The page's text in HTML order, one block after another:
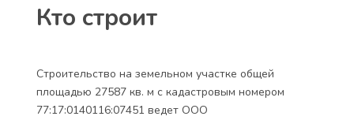
Кто строит
Строительство на земельном участке общей
площадью 27587 кв. м с кадастровым номером
77:17:0140116:07451 ведет ООО